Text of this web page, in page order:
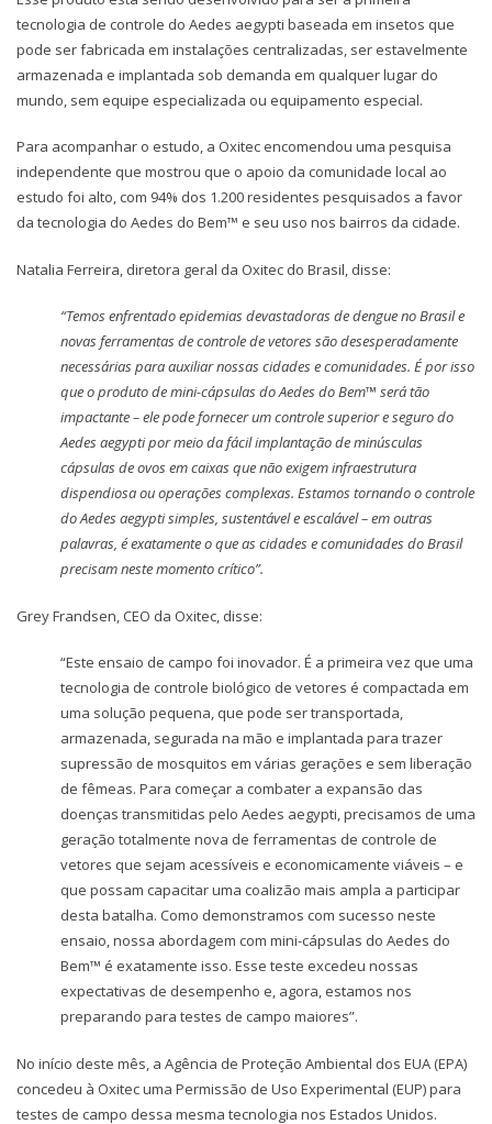
tecnologia de controle do Aedes aegypti baseada em insetos que
pode ser fabricada em instalações centralizadas, ser estavelmente
armazenada e implantada sob demanda em qualquer lugar do
mundo, sem equipe especializada ou equipamento especial.
Para acompanhar o estudo, a Oxitec encomendou uma pesquisa
independente que mostrou que o apoio da comunidade local ao
estudo foi alto, com 94% dos 1.200 residentes pesquisados a favor
da tecnologia do Aedes do Bem™ e seu uso nos bairros da cidade.
Natalia Ferreira, diretora geral da Oxitec do Brasil, disse:
“Temos enfrentado epidemias devastadoras de dengue no Brasil e
novas ferramentas de controle de vetores são desesperadamente
necessárias para auxiliar nossas cidades e comunidades. É por isso
que o produto de mini-cápsulas do Aedes do Bem™ será tão
impactante – ele pode fornecer um controle superior e seguro do
Aedes aegypti por meio da fácil implantação de minúsculas
cápsulas de ovos em caixas que não exigem infraestrutura
dispendiosa ou operações complexas. Estamos tornando o controle
do Aedes aegypti simples, sustentável e escalável – em outras
palavras, é exatamente o que as cidades e comunidades do Brasil
precisam neste momento crítico”.
Grey Frandsen, CEO da Oxitec, disse:
“Este ensaio de campo foi inovador. É a primeira vez que uma
tecnologia de controle biológico de vetores é compactada em
uma solução pequena, que pode ser transportada,
armazenada, segurada na mão e implantada para trazer
supressão de mosquitos em várias gerações e sem liberação
de fêmeas. Para começar a combater a expansão das
doenças transmitidas pelo Aedes aegypti, precisamos de uma
geração totalmente nova de ferramentas de controle de
vetores que sejam acessíveis e economicamente viáveis – e
que possam capacitar uma coalizão mais ampla a participar
desta batalha. Como demonstramos com sucesso neste
ensaio, nossa abordagem com mini-cápsulas do Aedes do
Bem™ é exatamente isso. Esse teste excedeu nossas
expectativas de desempenho e, agora, estamos nos
preparando para testes de campo maiores”.
No início deste mês, a Agência de Proteção Ambiental dos EUA (EPA)
concedeu à Oxitec uma Permissão de Uso Experimental (EUP) para
testes de campo dessa mesma tecnologia nos Estados Unidos.